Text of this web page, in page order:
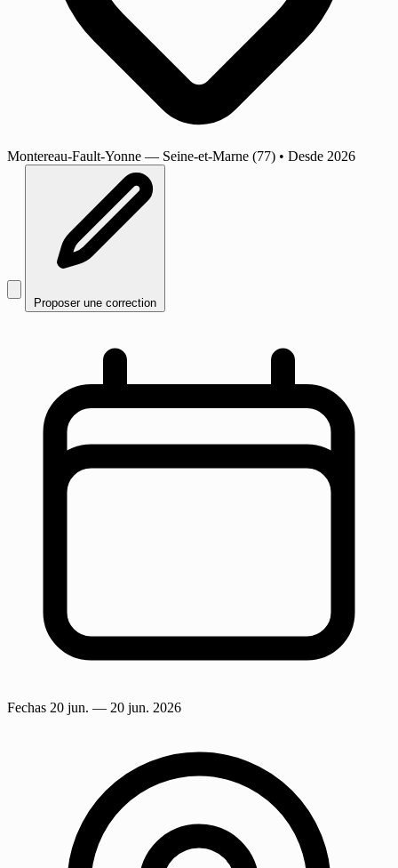
Montereau-Fault-Yonne — Seine-et-Marne (77) • Desde 2026
Proposer une correction
Fechas 20 jun. — 20 jun. 2026